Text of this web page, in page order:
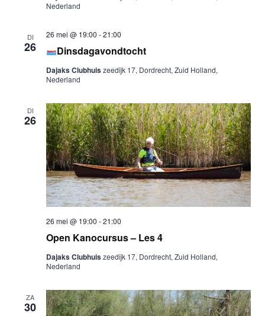
Nederland
DI
26 Dinsdagavondtocht
26 mei @ 19:00 -21:00
Dajaks Clubhuiszeedijk 17, Dordrecht, Zuid Holland,
Nederland
DI
26
Open Kanocursus – Les 4
26 mei @ 19:00 -21:00
Dajaks Clubhuiszeedijk 17, Dordrecht, Zuid Holland,
Nederland
ZA
30